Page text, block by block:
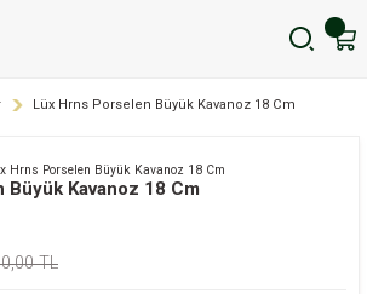
Lüx Hrns Porselen Büyük Kavanoz 18 Cm
Kavanoz 18 Cm
TL